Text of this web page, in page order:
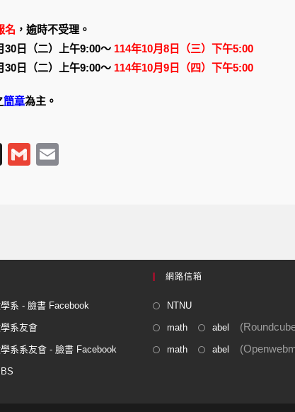
名 ，逾時不受理。
30日（二）上午9:00～ 114年10月8日（三）下午5:00
30日（二）上午9:00～ 114年10月9日（四）下午5:00
簡章為主。
X
G
系 - 臉書 Facebook
系友會
系系友會 - 臉書 Facebook
網路信箱
NTNU
math abel
math abel